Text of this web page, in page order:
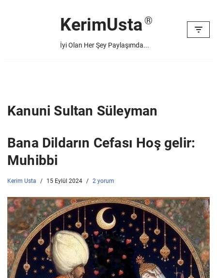
KerimUsta
İyi Olan Her Şey Paylaşımda...
Kanuni Sultan Süleyman
Bana Dildarın Cefası Hoş gelir:
Muhibbi
Kerim Usta 15 Eylül 2024 2 yorum